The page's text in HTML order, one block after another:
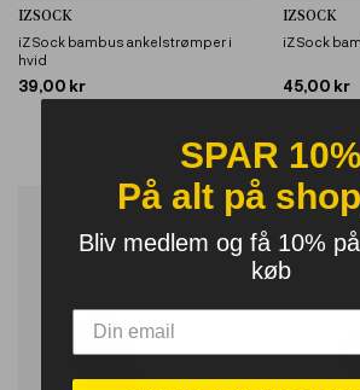
IZSOCK
iZ Sock bambus ankelstrømper i
hvid
39,00 kr
IZSOCK
iZ Sock
45,00 kr
SPAR 10%
På alt på
Bliv medlem og få 10%
køb